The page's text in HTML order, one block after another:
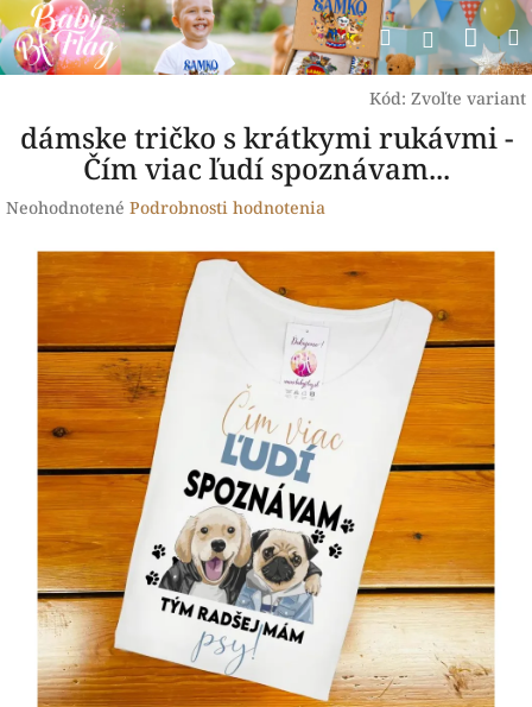
Prejsť
na
obsah
Hľadať
Kód: Zvoľte variant
dámske tričko s krátkymi rukávmi -
Čím viac ľudí spoznávam...
Priemerné
produktu
hviezdičiek.
Neohodnotené Podrobnosti hodnotenia